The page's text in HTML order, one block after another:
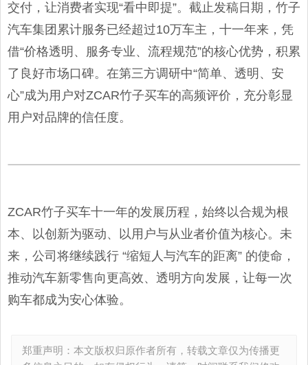
交付，让消费者实现“看中即提”。截止发稿日期，竹子
汽车集团累计服务已经超过10万车主，十一年来，凭
借“价格透明、服务专业、流程规范”的核心优势，积累
了良好市场口碑。在第三方调研中“简单、透明、安
心”成为用户对ZCAR竹子买车的高频评价，充分彰显
用户对品牌的信任度。
ZCAR竹子买车十一年的发展历程，始终以合规为根
本、以创新为驱动、以用户与从业者价值为核心。未
来，公司将继续践行 “缩短人与汽车的距离” 的使命，
推动汽车新零售向更高效、透明方向发展，让每一次
购车都成为安心体验。
郑重声明：本文版权归原作者所有，转载文章仅为传播更